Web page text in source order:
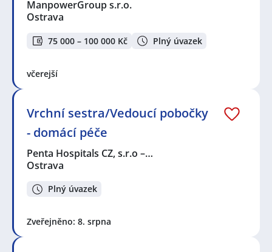
ManpowerGroup s.r.o.
Ostrava
75 000 – 100 000 Kč Plný úvazek
včerejší
Vrchní sestra/Vedoucí pobočky
- domácí péče
Penta Hospitals CZ, s.r.o –…
Ostrava
Plný úvazek
Zveřejněno: 8. srpna